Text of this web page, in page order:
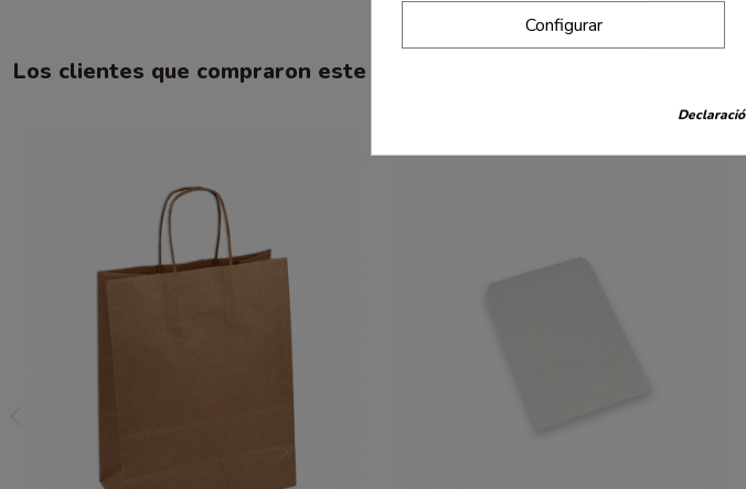
Los clientes que compraron este producto también han comprado:
Configurar